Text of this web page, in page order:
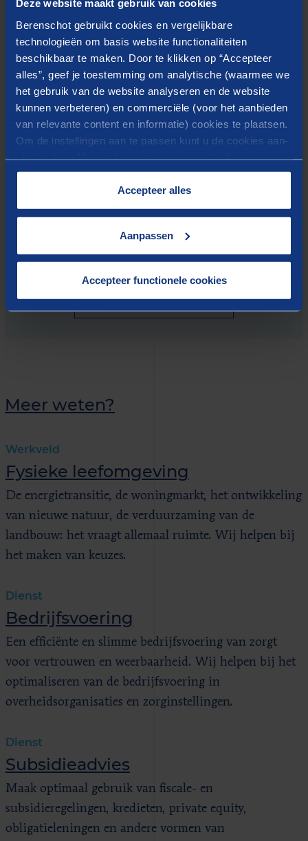
Deze website maakt gebruik van cookies
Berenschot gebruikt cookies en vergelijkbare
technologieën om basis website functionaliteiten
beschikbaar te maken. Door te klikken op “Accepteer
alles”, geef je toestemming om analytische (waarmee we
het gebruik van de website analyseren en de website
kunnen verbeteren) en commerciële (voor het aanbieden
van relevante content en informatie) cookies te plaatsen.
Om de instellingen aan te passen kunt u de cookies aan-
cookies op onze website treft u in onze
Accepteer alles
Aanpassen
Accepteer functionele cookies
project loopt tot eind 2024. Projectgerelateerde
ontwikkelingen zijn te volgen viaBIPV Nederland
Meer informatie over het project is te vinden inSolar
Magazine.
Blijf op de hoogte van het
laatste nieuws
Meld u aan voor onze nieuwsbrief
Meer weten?
Werkveld
Fysieke leefomgeving
De energietransitie, de woningmarkt, het ontwikkeling
van nieuwe natuur, de verduurzaming van de
landbouw: het vraagt allemaal ruimte. Wij helpen bij
het maken van keuzes.
Dienst
Bedrijfsvoering
Een efficiënte en slimme bedrijfsvoering van zorgt
voor vertrouwen en weerbaarheid. Wij helpen bij het
optimaliseren van de bedrijfsvoering in
overheidsorganisaties en zorginstellingen.
Dienst
Subsidieadvies
Maak optimaal gebruik van fiscale- en
subsidieregelingen, kredieten, private equity,
obligatieleningen en andere vormen van